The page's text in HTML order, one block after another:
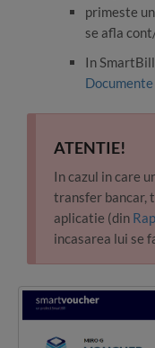
primeste
se afla
In
ATENTIE!
In cazul in care
transfer bancar,
aplicatie (din
incasarea lui se